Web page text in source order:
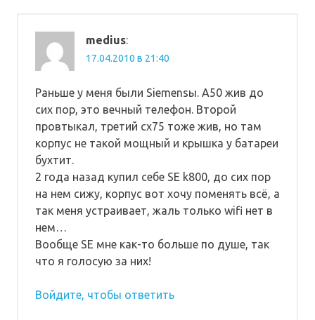
medius:
17.04.2010 в 21:40
Раньше у меня были Siemensы. А50 жив до
сих пор, это вечный телефон. Второй
провтыкал, третий сх75 тоже жив, но там
корпус не такой мощный и крышка у батареи
бухтит.
2 года назад купил себе SE k800, до сих пор
на нем сижу, корпус вот хочу поменять всё, а
так меня устраивает, жаль только wifi нет в
нем…
Вообще SE мне как-то больше по душе, так
что я голосую за них!
Войдите, чтобы ответить